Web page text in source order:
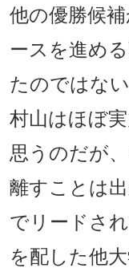
他の優勝候
ースを進め
たのではな
村山はほぼ
思うのだが
離すことは
でリードさ
を配した他